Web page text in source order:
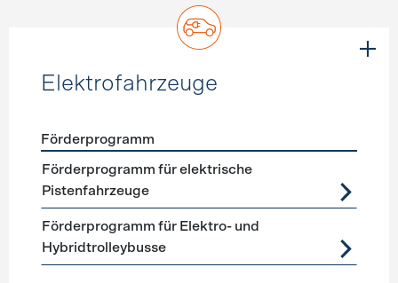
Elektrofahrzeuge
Förderprogramme Elektrofahrzeuge
Förderprogramm
Förderprogramm für elektrische
Pistenfahrzeuge
Förderprogramm für Elektro- und
Hybridtrolleybusse